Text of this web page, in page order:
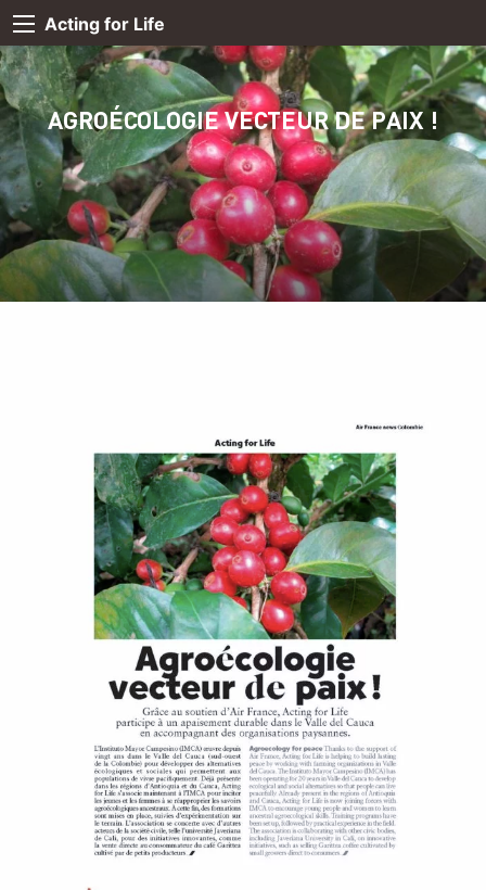
Acting for Life
AGROÉCOLOGIE VECTEUR DE PAIX !